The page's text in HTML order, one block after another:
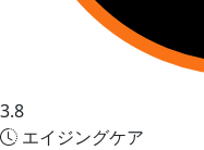
3.8
エイジングケア